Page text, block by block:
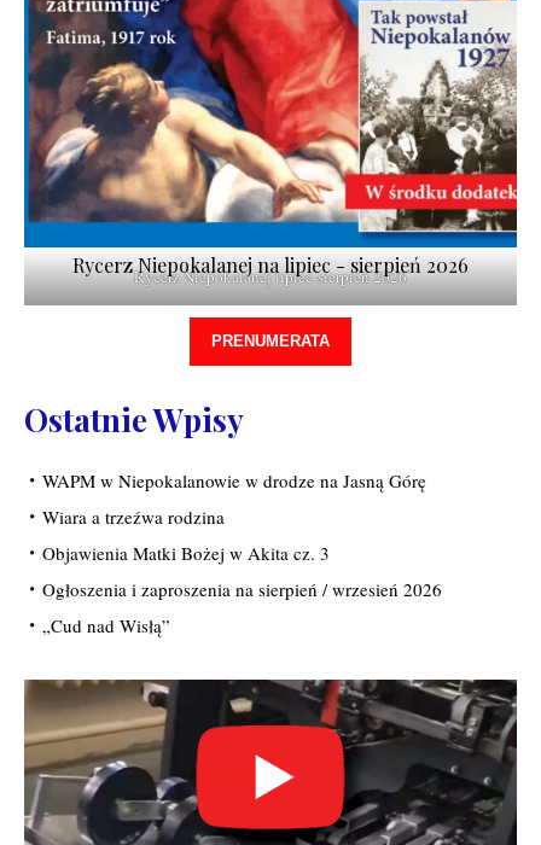
Rycerz Niepokalanej lipiec-sierpień 2026
Rycerz Niepokalanej na lipiec - sierpień 2026
PRENUMERATA
Ostatnie Wpisy
WAPM w Niepokalanowie w drodze na Jasną Górę
Wiara a trzeźwa rodzina
Objawienia Matki Bożej w Akita cz. 3
Ogłoszenia i zaproszenia na sierpień / wrzesień 2026
„Cud nad Wisłą”